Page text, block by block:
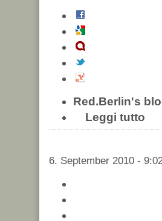
Red.Berlin's
Leggi tutto
6. September 2010 -